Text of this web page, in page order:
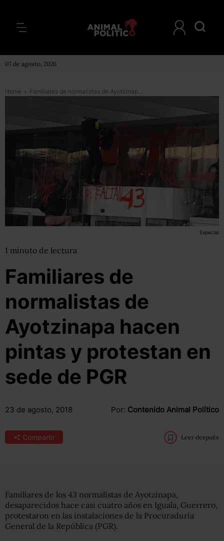
07 de agosto, 2026
Home > Familiares de normalistas de Ayotzinapa hacen pintas y protestan en sede de PGR
Especial
1 minuto de lectura
Familiares de
normalistas de
Ayotzinapa hacen
pintas y protestan en
sede de PGR
23 de agosto, 2018 Por: Contenido Animal Político
Compartir Leer después
Familiares de los 43 normalistas de Ayotzinapa,
desaparecidos hace casi cuatro años en Iguala, Guerrero,
protestaron en las instalaciones de la Procuraduría
General de la República (PGR).